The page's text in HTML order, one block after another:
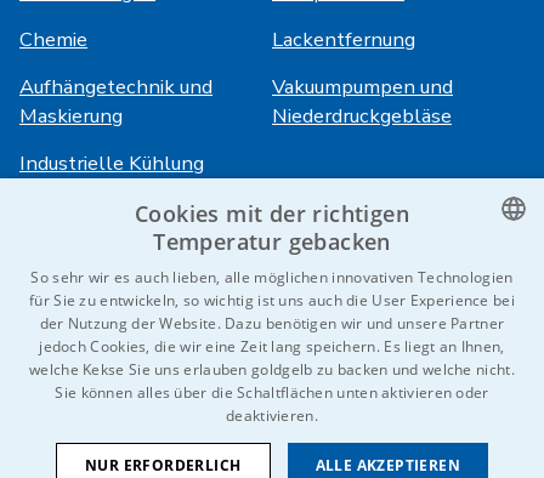
Chemie
Lackentfernung
Aufhängetechnik und
Maskierung
Vakuumpumpen und
Niederdruckgebläse
Industrielle Kühlung
Dienstleistungen
Über ITS
Karriere
Referenzen
Anmeldung
HiVision
Technische Datenblätter
CZECH
GERMAN
RUSSIAN
Cookies mit der richtigen
Temperatur gebacken
So sehr wir es auch lieben, alle möglichen innovativen Technologien
für Sie zu entwickeln, so wichtig ist uns auch die User Experience bei
der Nutzung der Website. Dazu benötigen wir und unsere Partner
jedoch Cookies, die wir eine Zeit lang speichern. Es liegt an Ihnen,
welche Kekse Sie uns erlauben goldgelb zu backen und welche nicht.
Sie können alles über die Schaltflächen unten aktivieren oder
deaktivieren.
ALLE AKZEPTIEREN
NUR ERFORDERLICH